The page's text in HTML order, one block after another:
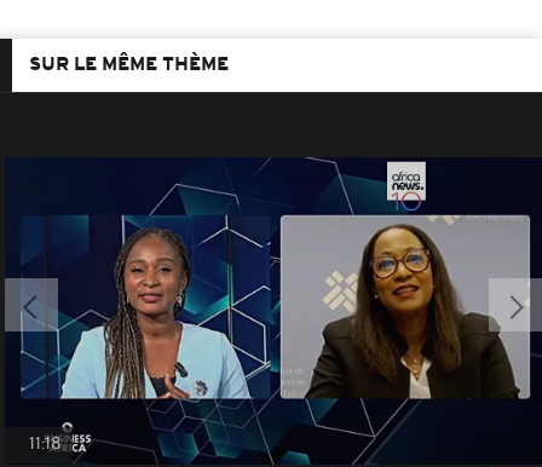
SUR LE MÊME THÈME
11:18